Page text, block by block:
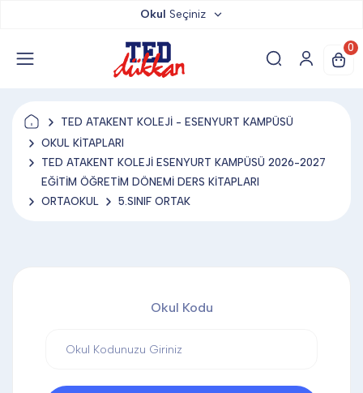
TED YAYINLARI
TED LOKUM
ANAHTARLIK
DİĞER
Okul Seçiniz
0
TED ATAKENT KOLEJİ - ESENYURT KAMPÜSÜ
OKUL KİTAPLARI
TED ATAKENT KOLEJİ ESENYURT KAMPÜSÜ 2026-2027
EĞİTİM ÖĞRETİM DÖNEMİ DERS KİTAPLARI
ORTAOKUL
5.SINIF ORTAK
Okul Kodu